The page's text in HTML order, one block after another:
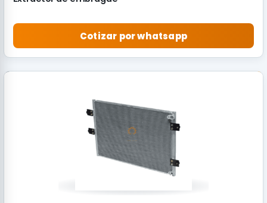
Cotizar por whatsapp